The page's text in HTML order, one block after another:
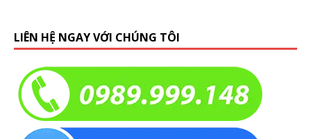
LIÊN HỆ NGAY VỚI CHÚNG TÔI